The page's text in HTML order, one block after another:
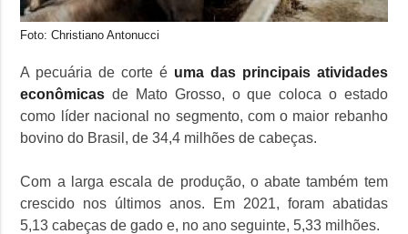
Foto: Christiano Antonucci
A pecuária de corte é uma das principais atividades
econômicas de Mato Grosso, o que coloca o estado
como líder nacional no segmento, com o maior rebanho
bovino do Brasil, de 34,4 milhões de cabeças.
Com a larga escala de produção, o abate também tem
crescido nos últimos anos. Em 2021, foram abatidas
5,13 cabeças de gado e, no ano seguinte, 5,33 milhões.